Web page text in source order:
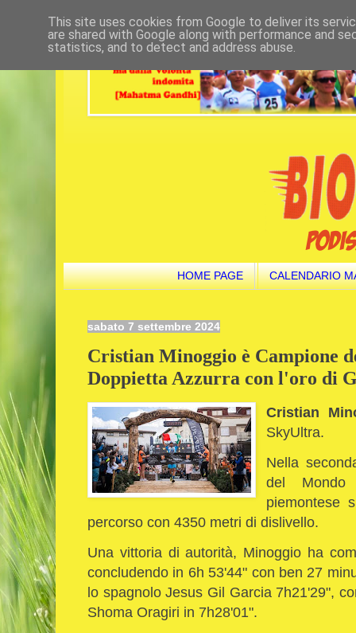
HOME PAGE CALENDARIO
sabato 7 settembre 2024
Cristian Minoggio è Campione
Doppietta Azzurra con l'oro di
Cristian
SkyUltra.
Nella
del
piemontese
percorso con 4350 metri di dislivello.
Una vittoria di autorità, Minoggio ha
concludendo in 6h 53'44" con ben 27
lo spagnolo Jesus Gil Garcia 7h21'29",
Shoma Oragiri in 7h28'01".
This site uses cookies from Google to deliver its
are shared with Google along with performance and
statistics, and to detect and address abuse.